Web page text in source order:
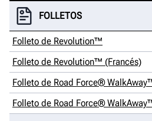
FOLLETOS
Folleto de Revolution™
Folleto de Revolution™ (Francés)
Folleto de Road Force®
Folleto de Road Force®